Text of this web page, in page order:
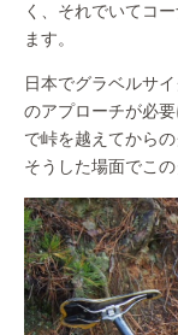
く、それでいてコ
ます。
日本でグラベルサ
のアプローチが必
で峠を越えてから
そうした場面でこ